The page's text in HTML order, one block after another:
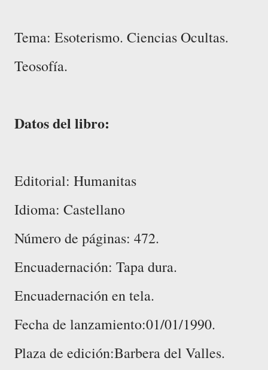
Tema: Esoterismo. Ciencias Ocultas.
Teosofía.
Datos del libro:
Editorial: Humanitas
Idioma: Castellano
Número de páginas: 472.
Encuadernación: Tapa dura.
Encuadernación en tela.
Fecha de lanzamiento:01/01/1990.
Plaza de edición:Barbera del Valles.